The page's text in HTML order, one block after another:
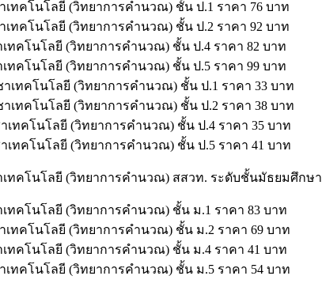
เทคโนโลยี (วิทยาการคำนวณ) ชั้น ป.1 ราคา 76 บาท
เทคโนโลยี (วิทยาการคำนวณ) ชั้น ป.2 ราคา 92 บาท
เทคโนโลยี (วิทยาการคำนวณ) ชั้น ป.4 ราคา 82 บาท
เทคโนโลยี (วิทยาการคำนวณ) ชั้น ป.5 ราคา 99 บาท
เทคโนโลยี (วิทยาการคำนวณ) ชั้น ป.1 ราคา 33 บาท
เทคโนโลยี (วิทยาการคำนวณ) ชั้น ป.2 ราคา 38 บาท
เทคโนโลยี (วิทยาการคำนวณ) ชั้น ป.4 ราคา 35 บาท
เทคโนโลยี (วิทยาการคำนวณ) ชั้น ป.5 ราคา 41 บาท
เทคโนโลยี (วิทยาการคำนวณ) สสวท. ระดับชั้นมัธยมศึกษา
เทคโนโลยี (วิทยาการคำนวณ) ชั้น ม.1 ราคา 83 บาท
เทคโนโลยี (วิทยาการคำนวณ) ชั้น ม.2 ราคา 69 บาท
เทคโนโลยี (วิทยาการคำนวณ) ชั้น ม.4 ราคา 41 บาท
เทคโนโลยี (วิทยาการคำนวณ) ชั้น ม.5 ราคา 54 บาท